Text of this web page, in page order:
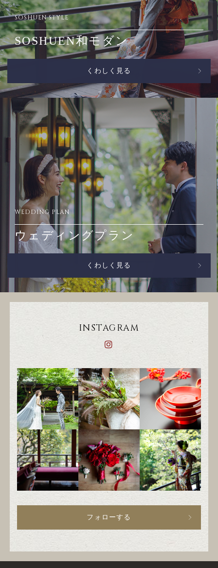
SOSHUEN STYLE
SOSHUEN和モダン
くわしく見る
WEDDING PLAN
ウェディングプラン
くわしく見る
INSTAGRAM
フォローする